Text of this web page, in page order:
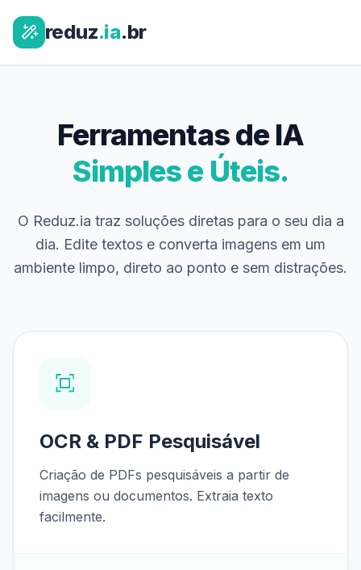
reduz.ia.br
Ferramentas de IA
Simples e Úteis.
O Reduz.ia traz soluções diretas para o seu dia a
dia. Edite textos e converta imagens em um
ambiente limpo, direto ao ponto e sem distrações.
OCR & PDF Pesquisável
Criação de PDFs pesquisáveis a partir de
imagens ou documentos. Extraia texto
facilmente.